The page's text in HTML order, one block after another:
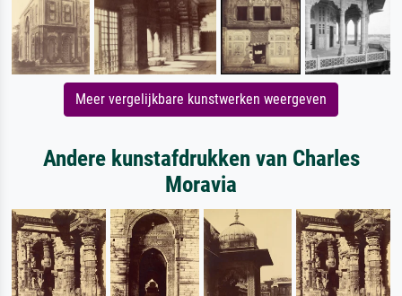
Meer vergelijkbare kunstwerken weergeven
Andere kunstafdrukken van Charles
Moravia